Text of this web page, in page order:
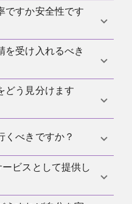
責任、期待につい
ことが大切です。
ですか安全性です
。 わずかな理論上の優
犠牲にする必要はあり
を受け入れるべき
、自分の境界を越える
安全な方法を選べま
どう見分けます
結果を見せない、遠い
さい。
くべきですか？
しても長期間妊娠しな
がある場合は、クリニ
ビスとして提供し